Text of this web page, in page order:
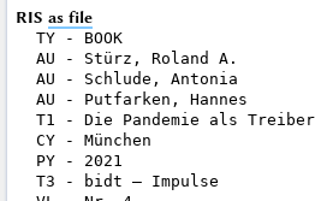
RIS as file
TY - BOOK
AU - Stürz, Roland A.
AU - Schlude, Antonia
AU - Putfarken, Hannes
T1 - Die Pandemie als
CY - München
PY - 2021
T3 - bidt – Impulse